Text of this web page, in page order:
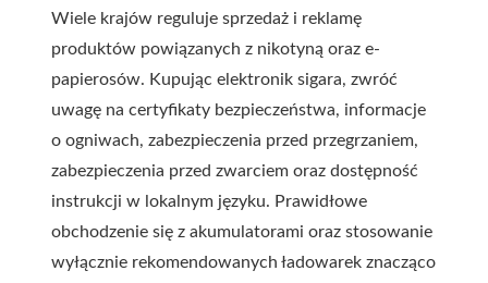
Wiele krajów reguluje sprzedaż i reklamę
produktów powiązanych z nikotyną oraz e-
papierosów. Kupując elektron ik sigara, zwróć
uwagę na certyfikaty bezpieczeństwa, informacje
o ogniwach, zabezpieczenia przed przegrzaniem,
zabezpieczenia przed zwarciem oraz dostępność
instrukcji w lokalnym języku. Prawidłowe
obchodzenie się z akumulatorami oraz stosowanie
wyłącznie rekomendowanych ładowarek znacząco